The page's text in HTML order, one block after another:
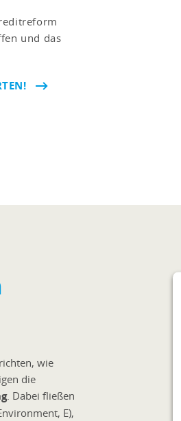
und das
wie
die
. Dabei fließen
E),